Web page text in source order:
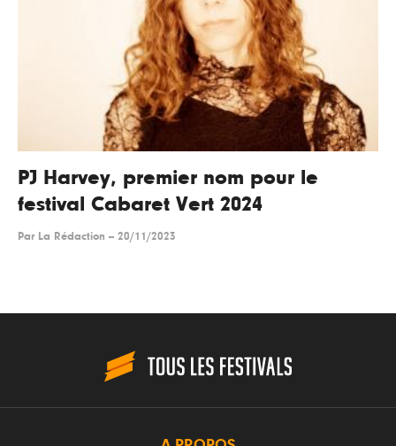
PJ Harvey, premier nom pour le
festival Cabaret Vert 2024
Par La Rédaction -- 20/11/2023